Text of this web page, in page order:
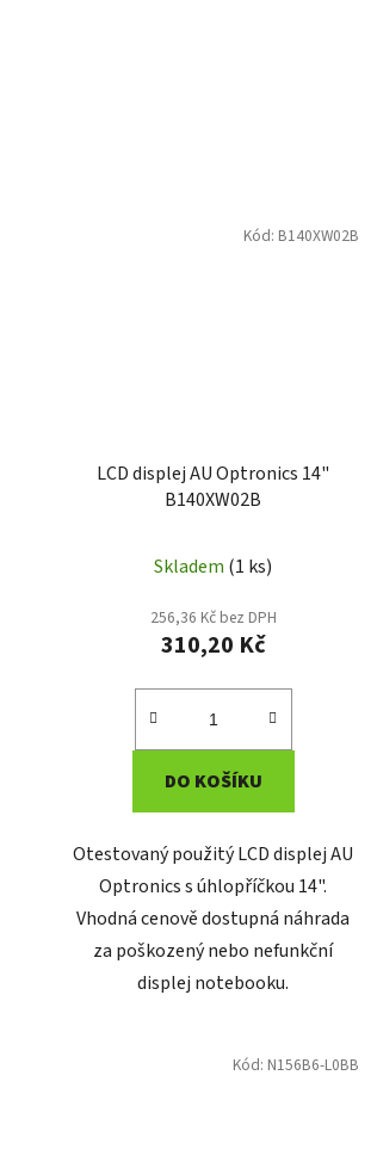
LCD displej AU Optronics 14"
B140XW02B
Skladem (1 ks)
256,36 Kč bez DPH
310,20 Kč
DO KOŠÍKU
Otestovaný použitý LCD displej AU
Optronics s úhlopříčkou 14".
Vhodná cenově dostupná náhrada
za poškozený nebo nefunkční
displej notebooku.
Kód: B140XW02B
Kód: N156B6-L0BB